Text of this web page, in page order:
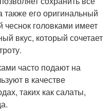
также его оригинальный
головками имеет
вкус, который сочетает
часто подают на
в качестве
таких как салаты,